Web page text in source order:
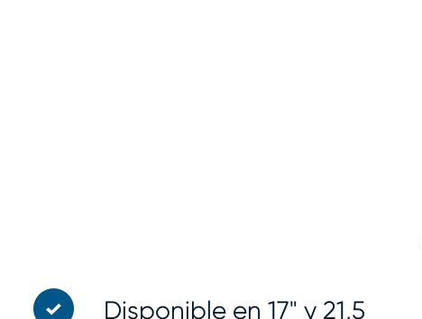
Disponible en 17" y 21,5